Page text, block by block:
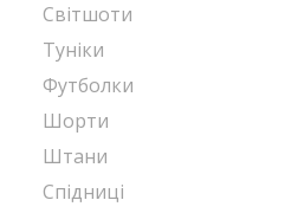
Світшоти
Туніки
Футболки
Шорти
Штани
Спідниці